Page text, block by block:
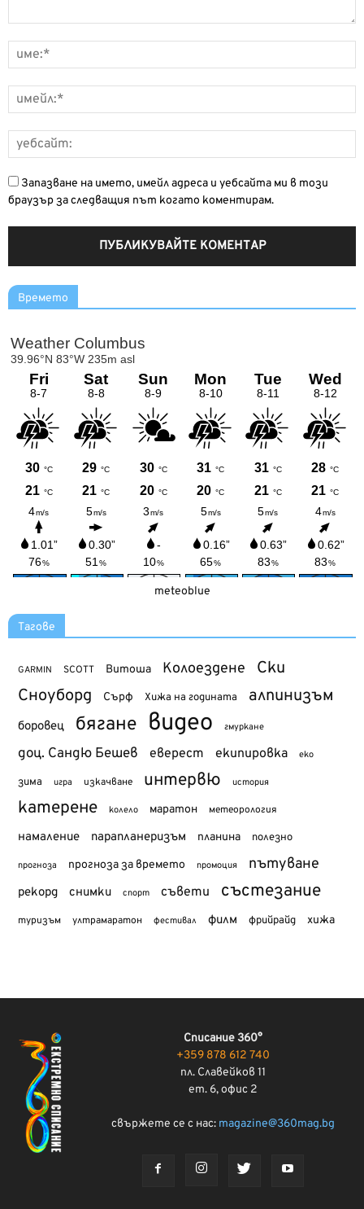
Запазване на името, имейл адреса и уебсайта ми в този
браузър за следващия път когато коментирам.
Времето
meteoblue
Тагове
GARMIN SCOTT Витоша Колоездене Ски
Сноуборд Сърф Хижа на годината алпинизъм
боровец бягане видео гмуркане
доц. Сандю Бешев еверест екипировка еко
зима игра изкачване интервю история
катерене колело маратон метеорология
намаление парапланеризъм планина полезно
прогноза прогноза за времето промоция пътуване
рекорд снимки спорт съвети състезание
туризъм ултрамаратон фестивал филм фрийрайд хижа
Списание 360°
+359 878 612 740
пл. Славейков 11
ет. 6, офис 2
свържете се с нас: magazine@360mag.bg